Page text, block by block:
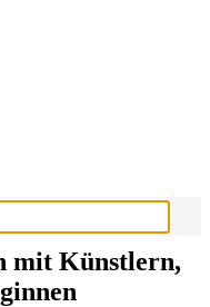
mit Künstlern,